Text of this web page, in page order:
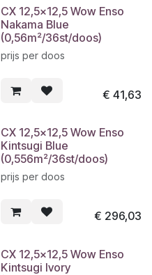
CX 12,5x12,5 Wow Enso
Nakama Blue
(0,56m²/36st/doos)
prijs per doos
€ 41,63
CX 12,5x12,5 Wow Enso
Kintsugi Blue
(0,556m²/36st/doos)
prijs per doos
€ 296,03
CX 12,5x12,5 Wow Enso
Kintsugi Ivory